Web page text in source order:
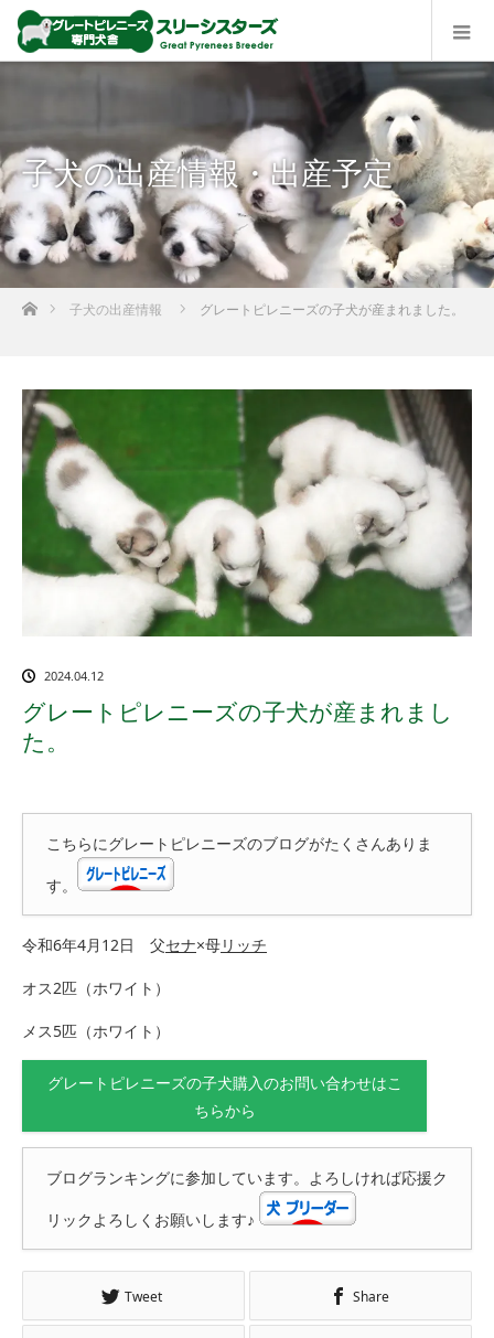
子犬の出産情報・出産予定
ホーム子犬の出産情報 グレートピレニーズの子犬が産まれました。
2024.04.12
グレートピレニーズの子犬が産まれまし
た。
こちらにグレートピレニーズのブログがたくさんありま
す。
令和6年4月12日 父セナ×母リッチ
オス2匹（ホワイト）
メス5匹（ホワイト）
グレートピレニーズの子犬購入のお問い合わせはこ
ちらから
ブログランキングに参加しています。よろしければ応援ク
リックよろしくお願いします♪
Tweet Share